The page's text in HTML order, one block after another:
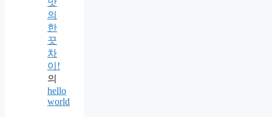
맛
의
한
끗
차
이!
의
hello
world